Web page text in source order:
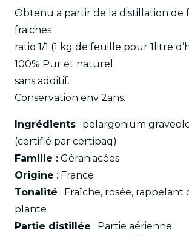
Hydrolat
de
Geranium
Rosat
"Bourbon"
Obtenu a partir de la distillation de
fraiches
ratio 1/1 (1 kg de feuille pour 1litre
100% Pur et naturel
sans additif.
Conservation env 2ans.
Ingrédients : pelargonium
(certifié par certipaq)
Famille : Géraniacées
Origine : France
Tonalité : Fraîche, rosée, rappelant
plante
Partie distillée : Partie aérienne